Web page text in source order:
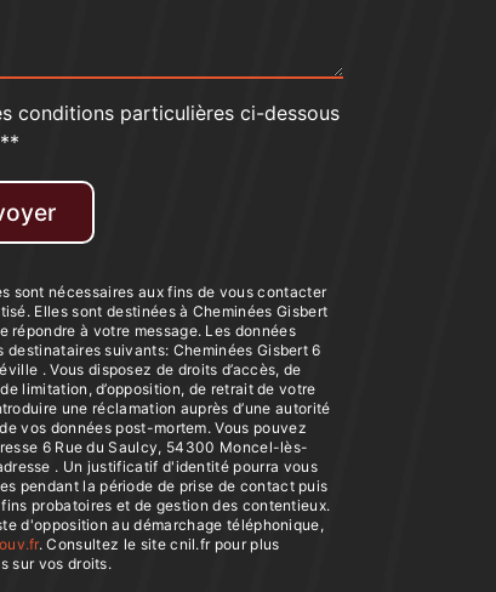
conditions particulières ci-dessous
**
sont nécessaires aux fins de vous contacter
Elles sont destinées à Cheminées Gisbert
répondre à votre message. Les données
suivants: Cheminées Gisbert 6
. Vous disposez de droits d’accès, de
limitation, d’opposition, de retrait de votre
une réclamation auprès d’une autorité
vos données post-mortem. Vous pouvez
6 Rue du Saulcy, 54300 Moncel-lès-
. Un justificatif d'identité pourra vous
pendant la période de prise de contact puis
probatoires et de gestion des contentieux.
d'opposition au démarchage téléphonique,
. Consultez le site cnil.fr pour plus
sur vos droits.